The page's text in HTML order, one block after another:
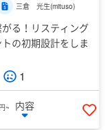
三倉 光生(mituso)
る！リスティング
の初期設計をしま
1
円~
内容
い